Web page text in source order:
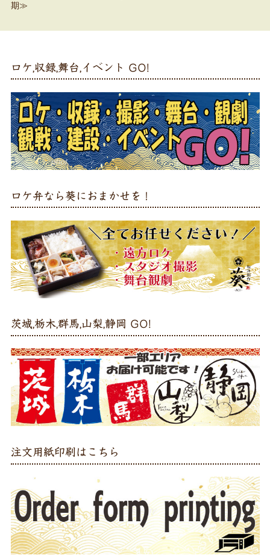
期≫
ロケ,収録,舞台,イベント GO!
ロケ弁なら葵におまかせを！
茨城,栃木,群馬,山梨,静岡 GO!
注文用紙印刷はこちら